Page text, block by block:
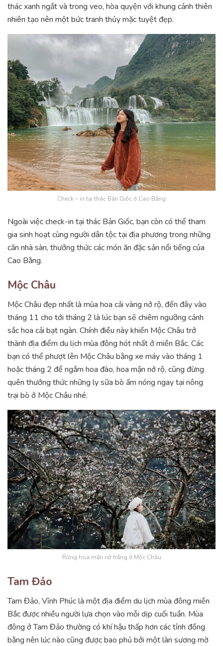
thác xanh ngắt và trong veo, hòa quyện với khung cảnh thiên
nhiên tạo nên một bức tranh thủy mặc tuyệt đẹp.
Check – in tại thác Bản Giốc ở Cao Bằng
Ngoài việc check-in tại thác Bản Giốc, bạn còn có thể tham
gia sinh hoạt cùng người dân tộc tại địa phương trong những
căn nhà sàn, thưởng thức các món ăn đặc sản nổi tiếng của
Cao Bằng.
Mộc Châu
Mộc Châu đẹp nhất là mùa hoa cải vàng nở rộ, đến đây vào
tháng 11 cho tới tháng 2 là lúc bạn sẽ chiêm ngưỡng cảnh
sắc hoa cải bạt ngàn. Chính điều này khiến Mộc Châu trở
thành địa điểm du lịch mùa đông hót nhất ở miền Bắc. Các
bạn có thể phượt lên Mộc Châu bằng xe máy vào tháng 1
hoặc tháng 2 để ngắm hoa đào, hoa mận nở rộ, cũng đừng
quên thưởng thức những ly sữa bò ấm nóng ngay tại nông
trại bò ở Mộc Châu nhé.
Rừng hoa mận nở trắng ở Mộc Châu
Tam Đảo
Tam Đảo, Vĩnh Phúc là một địa điểm du lịch mùa đông miền
Bắc được nhiều người lựa chọn vào mỗi dịp cuối tuần. Mùa
đông ở Tam Đảo thường có khí hậu thấp hơn các tỉnh đồng
bằng nên lúc nào cũng được bao phủ bởi một làn sương mờ